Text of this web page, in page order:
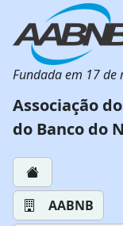
Fundada em 17 de
Associação
do Banco do
AABNB